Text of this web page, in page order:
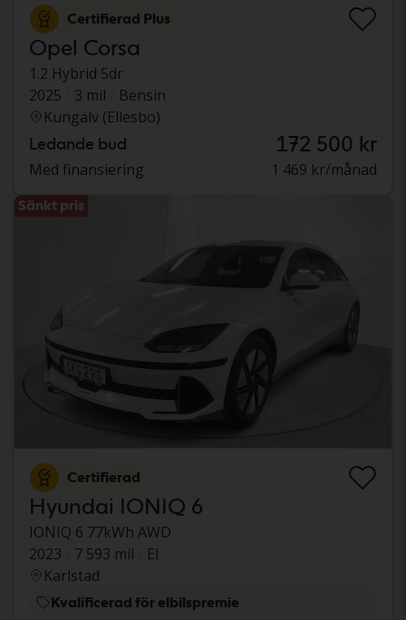
Certifierad Plus
Opel Corsa
1.2 Hybrid 5dr
2025
3 mil
Bensin
Kungälv (Ellesbo)
Ledande bud 172 500 kr
Med finansiering 1 469 kr/månad
Sänkt pris
Certifierad
Hyundai IONIQ 6
IONIQ 6 77kWh AWD
2023
7 593 mil
El
Karlstad
Kvalificerad för elbilspremie